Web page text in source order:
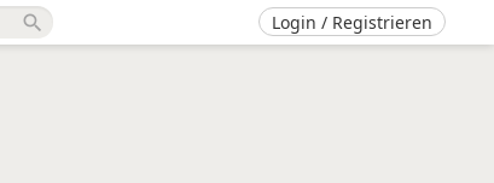
search Login / Registrieren